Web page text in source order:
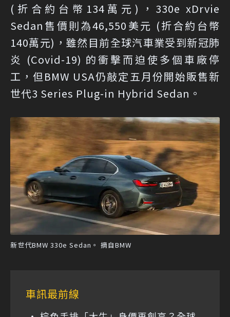
(折合約台幣134萬元)，330e xDrvie
Sedan售價則為46,550美元 (折合約台幣
140萬元)，雖然目前全球汽車業受到新冠肺
炎 (Covid-19) 的衝擊而迫使多個車廠停
工，但BMW USA仍敲定五月份開始販售新
世代3 Series Plug-in Hybrid Sedan。
新世代BMW 330e Sedan。 摘自BMW
車訊最前線